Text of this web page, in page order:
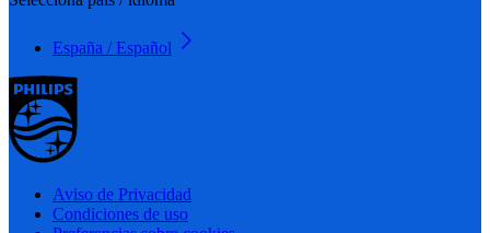
España / Español
Aviso de Privacidad
Condiciones de uso